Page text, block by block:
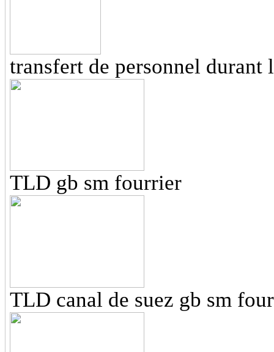
transfert de personnel
TLD gb sm fourrier
TLD canal de suez gb sm